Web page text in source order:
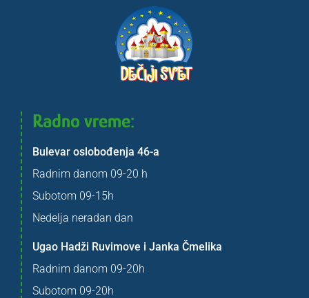
Radno vreme:
Bulevar oslobođenja 46-a
Radnim danom 09-20 h
Subotom 09-15h
Nedelja neradan dan
Ugao Hadži Ruvimove i Janka Čmelika
Radnim danom 09-20h
Subotom 09-20h